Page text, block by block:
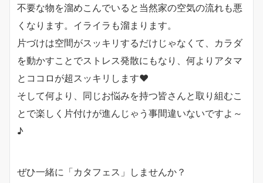
不要な物を溜めこんでいると当然家の空気の流れも悪
くなります。イライラも溜まります。
片づけは空間がスッキリするだけじゃなくて、カラダ
を動かすことでストレス発散にもなり、何よりアタマ
とココロが超スッキリします♥
そして何より、同じお悩みを持つ皆さんと取り組むこ
とで楽しく片付けが進んじゃう事間違いないですよ～
♪
ぜひ一緒に「カタフェス」しませんか？